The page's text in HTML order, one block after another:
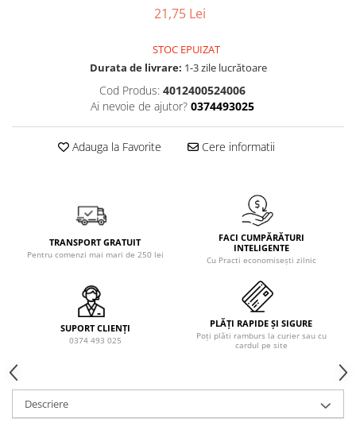
Solutie de indepartat rugina si
Produse pentru curatarea tenului
Tratament pentru par, conditioner
pentru par, masca de par
Vata demachianta
21,75 Lei
STOC EPUIZAT
Durata de livrare: 1-3 zile lucrătoare
Cod Produs: 4012400524006
Ai nevoie de ajutor? 0374493025
Adauga la Favorite Cere informatii
TRANSPORT GRATUIT
Pentru comenzi mai mari de 250 lei
FACI CUMPĂRĂTURI
INTELIGENTE
Cu Practi economisești zilnic
SUPORT CLIENȚI
0374 493 025
PLĂȚI RAPIDE ȘI SIGURE
Poți plăti ramburs la curier sau cu
cardul pe site
Descriere